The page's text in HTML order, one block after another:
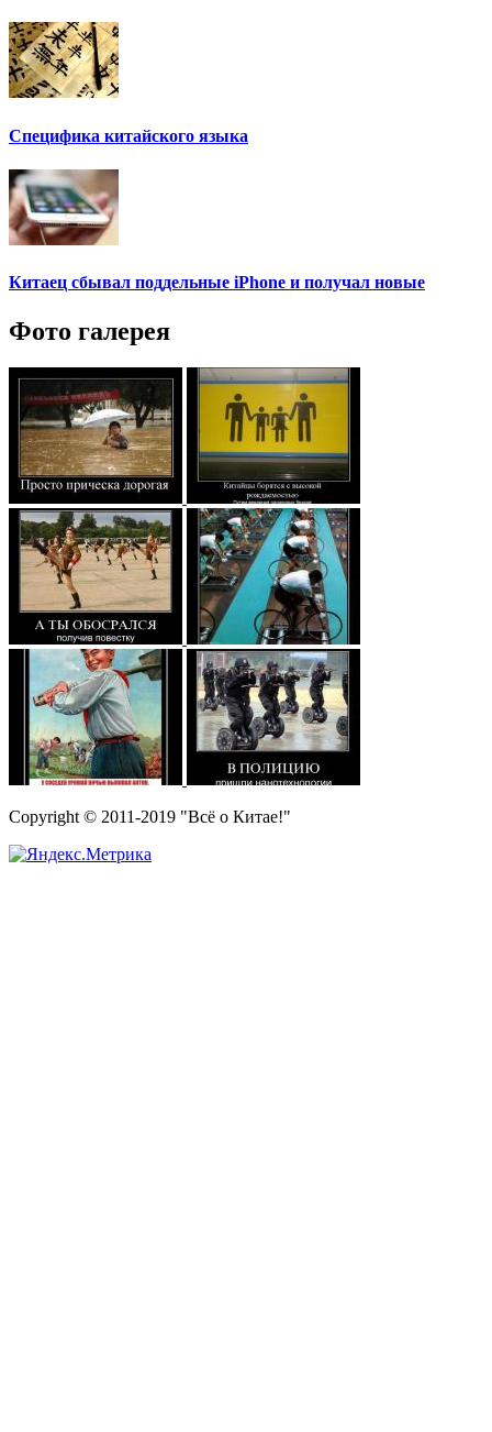
Специфика китайского языка
Китаец сбывал поддельные iPhone и получал новые
Фото галерея
Copyright © 2011-2019 "Всё о Китае!"